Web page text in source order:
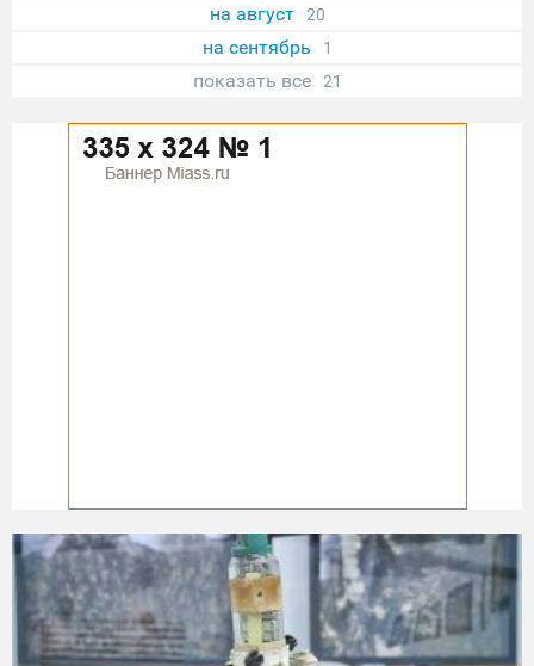
на август 20
на сентябрь 1
показать все 21